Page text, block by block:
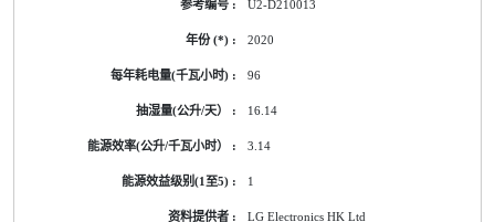
U2-D210013
2020
96
16.14
3.14
1
LG Electronics HK Ltd